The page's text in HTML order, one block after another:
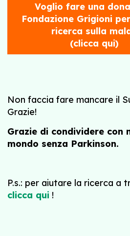
Voglio fare una
Fondazione Grigioni
ricerca sulla
(clicca qui)
Non faccia fare mancare il
Grazie!
Grazie di condividere con
mondo senza Parkinson.
P.s.: per aiutare la ricerca a
clicca qui !